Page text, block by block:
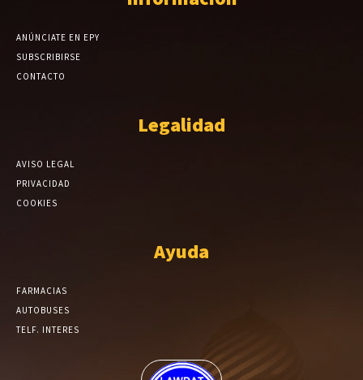
ANÚNCIATE EN EPY
SUBSCRIBIRSE
CONTACTO
Legalidad
AVISO LEGAL
PRIVACIDAD
COOKIES
Ayuda
FARMACIAS
AUTOBUSES
TELF. INTERES